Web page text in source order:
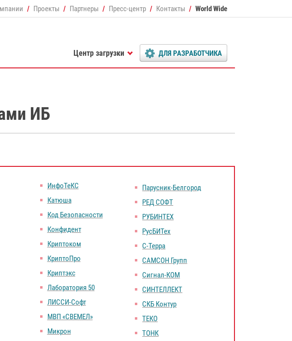
Проекты Партнеры Пресс-центр Контакты World Wide
Центр загрузки ДЛЯ РАЗРАБОТЧИКА
ИБ
ИнфоТеКС
Катюша
Код Безопасности
Конфидент
Криптоком
КриптоПро
Криптэкс
Лаборатория 50
ЛИССИ-Софт
МВП «СВЕМЕЛ»
Микрон
Парусник-Белгород
РЕД СОФТ
РУБИНТЕХ
РусБИТех
С-Терра
САМСОН Групп
Сигнал-КOM
СИНТЕЛЛЕКТ
СКБ Контур
ТЕКО
ТОНК